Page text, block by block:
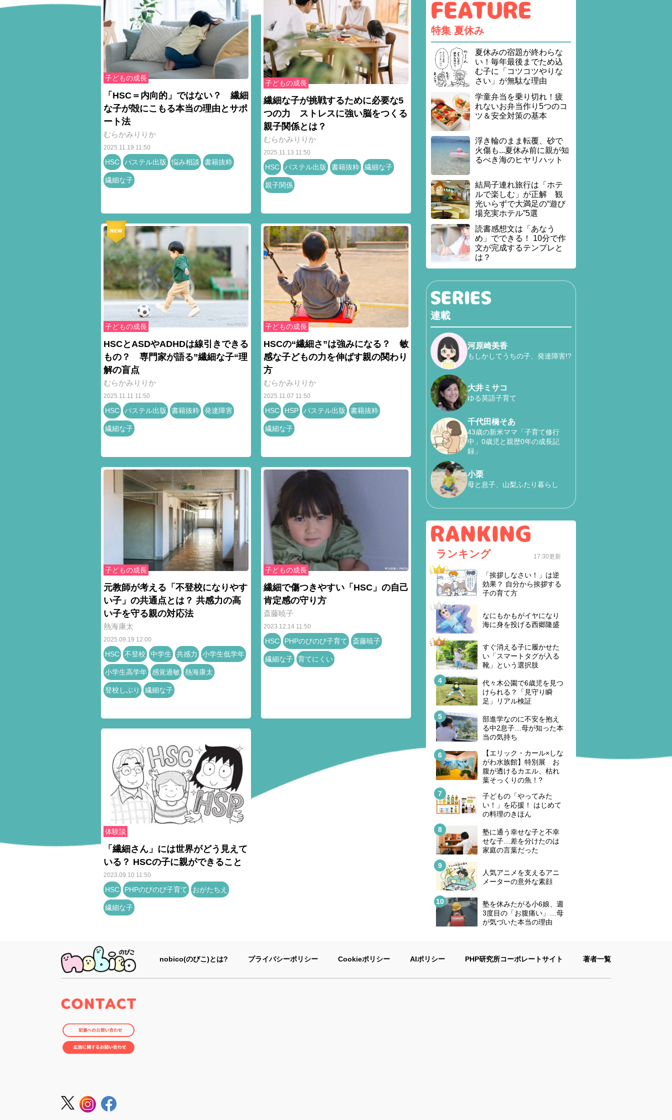
子どもの成長
「HSC＝内向的」ではない？ 繊細
な子が殻にこもる本当の理由とサポ
ート法
むらかみりりか
2025.11.19 11:50
HSC パステル出版 悩み相談 書籍抜粋
繊細な子
子どもの成長
繊細な子が挑戦するために必要な5
つの力 ストレスに強い脳をつくる
親子関係とは？
むらかみりりか
2025.11.13 11:50
HSC パステル出版 書籍抜粋 繊細な子
親子関係
子どもの成長
HSCとASDやADHDは線引きできる
もの？ 専門家が語る”繊細な子“理
解の盲点
むらかみりりか
2025.11.11 11:50
HSC パステル出版 書籍抜粋 発達障害
繊細な子
子どもの成長
HSCの“繊細さ”は強みになる？ 敏
感な子どもの力を伸ばす親の関わり
方
むらかみりりか
2025.11.07 11:50
HSC HSP パステル出版 書籍抜粋
繊細な子
子どもの成長
元教師が考える「不登校になりやす
い子」の共通点とは？ 共感力の高
い子を守る親の対応法
熱海康太
2025.09.19 12:00
HSC 不登校 中学生 共感力 小学生低学年
小学生高学年 感覚過敏 熱海康太
登校しぶり 繊細な子
子どもの成長
繊細で傷つきやすい「HSC」の自己
肯定感の守り方
斎藤暁子
2023.12.14 11:50
HSC PHPのびのび子育て 斎藤暁子
繊細な子 育てにくい
体験談
「繊細さん」には世界がどう見えて
いる？ HSCの子に親ができること
2023.09.10 11:50
HSC PHPのびのび子育て おがたちえ
繊細な子
特集 夏休み
夏休みの宿題が終わらな
い！毎年最後までため込
む子に「コツコツやりな
さい」が無駄な理由
学童弁当を乗り切れ！疲
れないお弁当作り5つのコ
ツ＆安全対策の基本
浮き輪のまま転覆、砂で
火傷も...夏休み前に親が知
るべき海のヒヤリハット
結局子連れ旅行は「ホテ
ルで楽しむ」が正解 観
光いらずで大満足の“遊び
場充実ホテル”5選
読書感想文は「あなう
め」でできる！ 10分で作
文が完成するテンプレと
は？
連載
河原崎美香
もしかしてうちの子、発達障害!?
大井ミサコ
ゆる英語子育て
千代田橋そあ
43歳の新米ママ「子育て修行
中」0歳児と親歴0年の成長記
録」
小栗
母と息子、山梨ふたり暮らし
ランキング 17:30更新
「挨拶しなさい！」は逆
効果？ 自分から挨拶する
子の育て方
なにもかもがイヤになり
海に身を投げる西郷隆盛
すぐ消える子に履かせた
い「スマートタグが入る
靴」という選択肢
代々木公園で6歳児を見つ
けられる？「見守り瞬
足」リアル検証
部進学なのに不安を抱え
る中2息子…母が知った本
当の気持ち
【エリック・カール×しな
がわ水族館】特別展 お
腹が透けるカエル、枯れ
葉そっくりの魚！?
子どもの「やってみた
い！」を応援！ はじめて
の料理のきほん
塾に通う幸せな子と不幸
せな子…差を分けたのは
家庭の言葉だった
人気アニメを支えるアニ
メーターの意外な素顔
塾を休みたがる小6娘、週
3度目の「お腹痛い」…母
が気づいた本当の理由
nobico(のびこ)とは? プライバシーポリシー Cookieポリシー AIポリシー PHP研究所コーポレートサイト 著者一覧